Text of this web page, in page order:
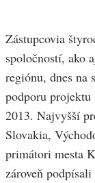
Zástupcovia
spoločností, ako
regiónu, dnes na
podporu projektu
2013. Najvyšší
Slovakia,
primátori mesta
zároveň